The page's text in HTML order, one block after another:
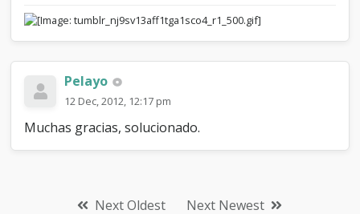
Pelayo
12 Dec, 2012, 12:17 pm
Muchas gracias, solucionado.
Next Oldest Next Newest